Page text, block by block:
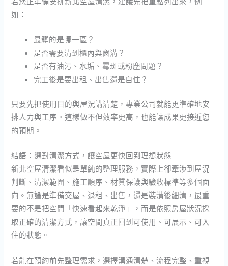
如：
最髒的是哪一區？
是否需要清到櫃內與窗溝？
是否有油污、水垢、霉斑或粉塵問題？
完工後是要出租、出售還是自住？
只要先把使用目的與屋況講清楚，專業公司就能更準確地安
排人力與工序。這樣做不但效率更高，也能讓成果更接近您
的預期。
結語：選對清潔方式，讓空屋更快回到理想狀態
新北空屋清潔看似是單純的整理服務，實際上卻牽涉到屋況
判斷、清潔範圍、施工順序、材質保護與驗收標準等多個面
向。無論是準備交屋、退租、出售，還是裝潢後細清，最重
要的不是把空間「快速看起來乾淨」，而是依照房屋狀況採
取正確的清潔方式，讓空間真正回到可使用、可展示、可入
住的狀態。
若能在預約前先整理需求，選擇溝通清楚、流程完整、重視